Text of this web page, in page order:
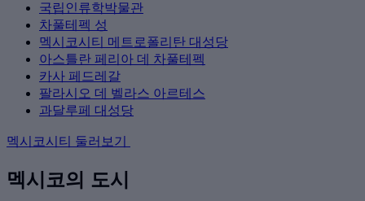
국립인류학박물관
차풀테펙 성
멕시코시티 메트로폴리탄 대성당
아스틀란 페리아 데 차풀테펙
카사 페드레갈
팔라시오 데 벨라스 아르테스
과달루페 대성당
멕시코시티 둘러보기
멕시코의 도시